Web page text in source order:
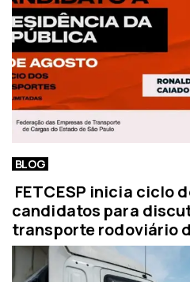
BLOG
FETCESP inicia ciclo
candidatos para
transporte rodoviário